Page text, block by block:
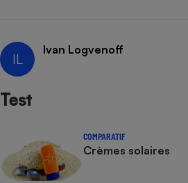
IL
Ivan Logvenoff
Test
COMPARATIF
Crèmes solaires